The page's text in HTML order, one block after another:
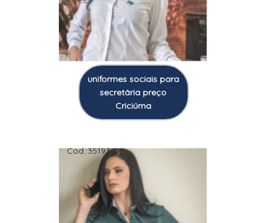
uniformes sociais para
secretária preço
Criciúma
Cod.:35193